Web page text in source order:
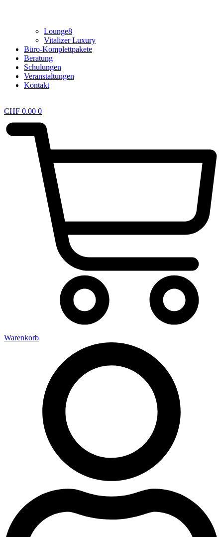
Lounge8
Vitalizer Luxury
Büro-Komplettpakete
Beratung
Schulungen
Veranstaltungen
Kontakt
CHF 0.00 0
Warenkorb